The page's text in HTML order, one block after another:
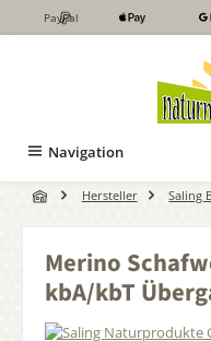
Zum Hauptinhalt springen
PayPal
Navigation
Hersteller Saling
Merino
kbA/kbT